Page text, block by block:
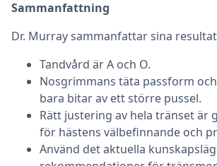
Sammanfattning
Dr. Murray sammanfattar sina
Tandvård är A och O.
Nosgrimmans täta passform
bara bitar av ett större pussel.
Rätt justering av hela tränset är
för hästens välbefinnande och
Använd det aktuella